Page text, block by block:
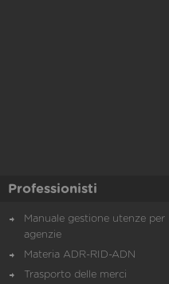
Professionisti
Manuale gestione utenze per
agenzie
Materia ADR-RID-ADN
Trasporto delle merci